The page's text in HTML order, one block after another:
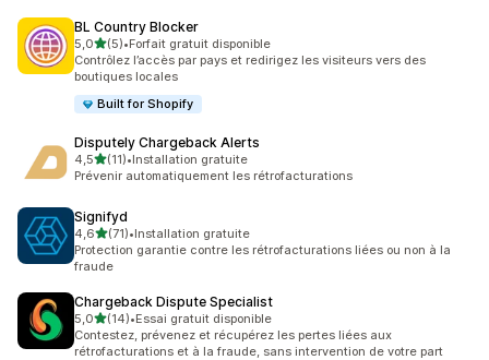
BL Country Blocker
5,0étoile(s) sur 5
(5)
5 avis au total
•Forfait gratuit disponible
Contrôlez l’accès par pays et redirigez les visiteurs vers des
boutiques locales
Built for Shopify
Disputely Chargeback Alerts
4,5étoile(s) sur 5
(11)
11 avis au total
•Installation gratuite
Prévenir automatiquement les rétrofacturations
Signifyd
4,6étoile(s) sur 5
(71)
71 avis au total
•Installation gratuite
Protection garantie contre les rétrofacturations liées ou non à la
fraude
Chargeback Dispute Specialist
5,0étoile(s) sur 5
(14)
14 avis au total
•Essai gratuit disponible
Contestez, prévenez et récupérez les pertes liées aux
rétrofacturations et à la fraude, sans intervention de votre part